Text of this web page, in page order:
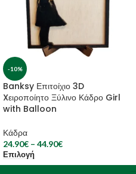
-10%
Banksy Επιτοίχιο 3D
Xειροποίητο Ξύλινο Κάδρο Girl
with Balloon
Κάδρα
24.90€ – 44.90€
Επιλογή